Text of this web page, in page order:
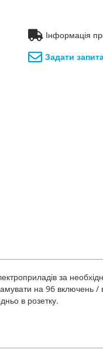
Інформація
Задати
за
на 96 включень
в розетку.